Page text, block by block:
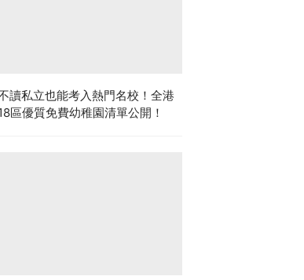
讀私立也能考入熱門名校！全港
區優質免費幼稚園清單公開！